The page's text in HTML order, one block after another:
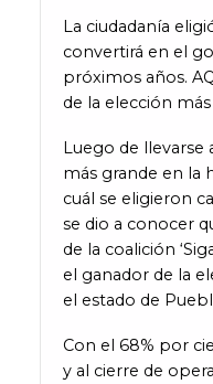
La ciudadanía
convertirá en el
próximos años.
de la elección
Luego de llevarse
más grande en la
cuál se eligieron
se dio a conocer
de la coalición
el ganador de la
el estado de
Con el 68% por
y al cierre de